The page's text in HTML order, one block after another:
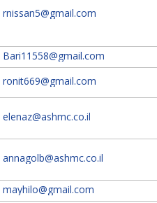
rnissan5@gmail.com
Bari11558@gmail.com
ronit669@gmail.com
elenaz@ashmc.co.il
annagolb@ashmc.co.il
mayhilo@gmail.com